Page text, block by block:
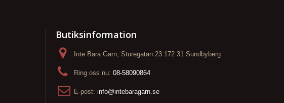
Butiksinformation
Inte Bara Garn, Sturegatan 23 172 31 Sundbyberg
Ring oss nu: 08-58090864
E-post: info@intebaragarn.se